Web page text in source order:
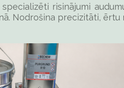
risinājumi
Nodrošina precizitāti,